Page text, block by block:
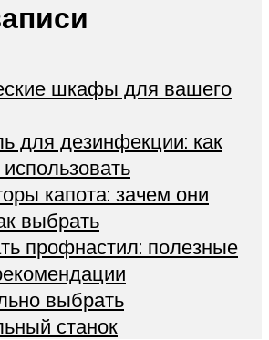
шкафы для вашего
для дезинфекции: как
капота: зачем они
выбрать
профнастил: полезные
выбрать
станок